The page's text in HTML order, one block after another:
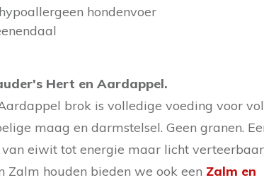
Hert en Aardappel.
brok is volledige voeding voor
maag en darmstelsel. Geen granen.
eiwit tot energie maar licht
Zalm houden bieden we ook een Zalm en